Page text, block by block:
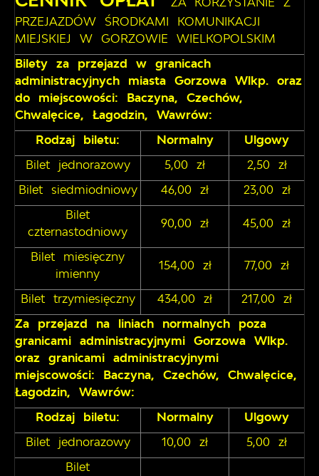
PRZEJAZDÓW ŚRODKAMI KOMUNIKACJI
MIEJSKIEJ W GORZOWIE WIELKOPOLSKIM
Bilety za przejazd w granicach
administracyjnych miasta Gorzowa Wlkp. oraz
do miejscowości: Baczyna, Czechów,
Chwalęcice, Łagodzin, Wawrów:
Rodzaj biletu:
Normalny
Ulgowy
Bilet jednorazowy
5,00 zł
2,50 zł
Bilet siedmiodniowy
46,00 zł
23,00 zł
Bilet
czternastodniowy
90,00 zł 45,00 zł
Bilet miesięczny
imienny
154,00 zł 77,00 zł
Bilet trzymiesięczny 434,00 zł
217,00 zł
Za przejazd na liniach normalnych poza
granicami administracyjnymi Gorzowa Wlkp.
oraz granicami administracyjnymi
miejscowości: Baczyna, Czechów, Chwalęcice,
Łagodzin, Wawrów:
Rodzaj biletu:
Normalny
Ulgowy
Bilet jednorazowy
10,00 zł
5,00 zł
Bilet